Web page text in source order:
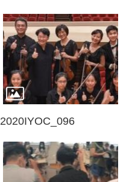
2020IYOC_096